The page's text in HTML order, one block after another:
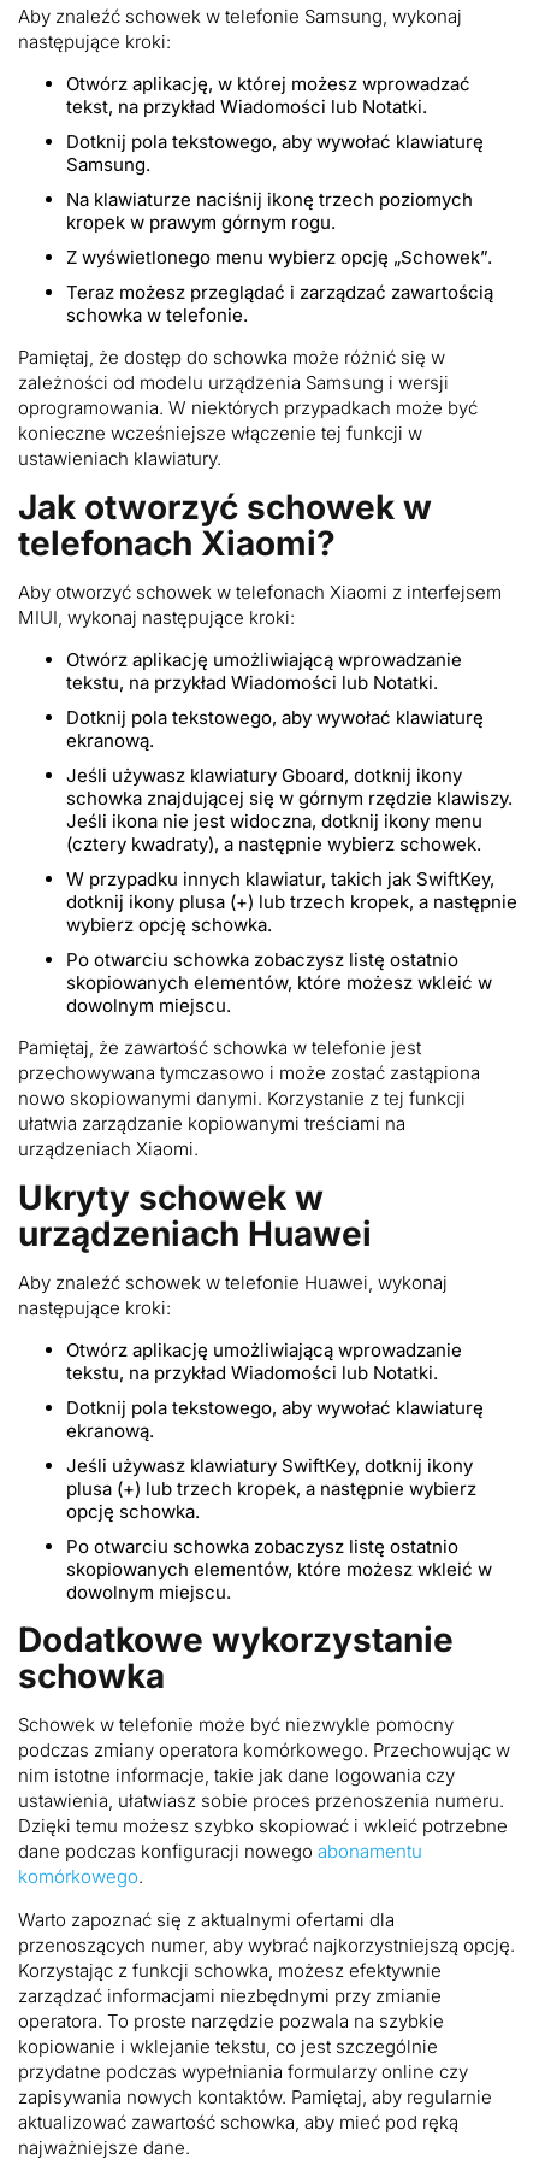
Aby znaleźć schowek w telefonie Samsung, wykonaj
następujące kroki:
Otwórz aplikację, w której możesz wprowadzać
tekst, na przykład Wiadomości lub Notatki.
Dotknij pola tekstowego, aby wywołać klawiaturę
Samsung.
Na klawiaturze naciśnij ikonę trzech poziomych
kropek w prawym górnym rogu.
Z wyświetlonego menu wybierz opcję „Schowek”.
Teraz możesz przeglądać i zarządzać zawartością
schowka w telefonie.
Pamiętaj, że dostęp do schowka może różnić się w
zależności od modelu urządzenia Samsung i wersji
oprogramowania. W niektórych przypadkach może być
konieczne wcześniejsze włączenie tej funkcji w
ustawieniach klawiatury.
Jak otworzyć schowek w
telefonach Xiaomi?
Aby otworzyć schowek w telefonach Xiaomi z interfejsem
MIUI, wykonaj następujące kroki:
Otwórz aplikację umożliwiającą wprowadzanie
tekstu, na przykład Wiadomości lub Notatki.
Dotknij pola tekstowego, aby wywołać klawiaturę
ekranową.
Jeśli używasz klawiatury Gboard, dotknij ikony
schowka znajdującej się w górnym rzędzie klawiszy.
Jeśli ikona nie jest widoczna, dotknij ikony menu
(cztery kwadraty), a następnie wybierz schowek.
W przypadku innych klawiatur, takich jak SwiftKey,
dotknij ikony plusa (+) lub trzech kropek, a następnie
wybierz opcję schowka.
Po otwarciu schowka zobaczysz listę ostatnio
skopiowanych elementów, które możesz wkleić w
dowolnym miejscu.
Pamiętaj, że zawartość schowka w telefonie jest
przechowywana tymczasowo i może zostać zastąpiona
nowo skopiowanymi danymi. Korzystanie z tej funkcji
ułatwia zarządzanie kopiowanymi treściami na
urządzeniach Xiaomi.
Ukryty schowek w
urządzeniach Huawei
Aby znaleźć schowek w telefonie Huawei, wykonaj
następujące kroki:
Otwórz aplikację umożliwiającą wprowadzanie
tekstu, na przykład Wiadomości lub Notatki.
Dotknij pola tekstowego, aby wywołać klawiaturę
ekranową.
Jeśli używasz klawiatury SwiftKey, dotknij ikony
plusa (+) lub trzech kropek, a następnie wybierz
opcję schowka.
Po otwarciu schowka zobaczysz listę ostatnio
skopiowanych elementów, które możesz wkleić w
dowolnym miejscu.
Dodatkowe wykorzystanie
schowka
Schowek w telefonie może być niezwykle pomocny
podczas zmiany operatora komórkowego. Przechowując w
nim istotne informacje, takie jak dane logowania czy
ustawienia, ułatwiasz sobie proces przenoszenia numeru.
Dzięki temu możesz szybko skopiować i wkleić potrzebne
dane podczas konfiguracji nowego abonamentu
komórkowego.
Warto zapoznać się z aktualnymi ofertami dla
przenoszących numer, aby wybrać najkorzystniejszą opcję.
Korzystając z funkcji schowka, możesz efektywnie
zarządzać informacjami niezbędnymi przy zmianie
operatora. To proste narzędzie pozwala na szybkie
kopiowanie i wklejanie tekstu, co jest szczególnie
przydatne podczas wypełniania formularzy online czy
zapisywania nowych kontaktów. Pamiętaj, aby regularnie
aktualizować zawartość schowka, aby mieć pod ręką
najważniejsze dane.